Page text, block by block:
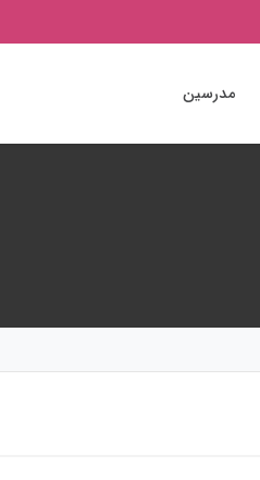
مدرسین